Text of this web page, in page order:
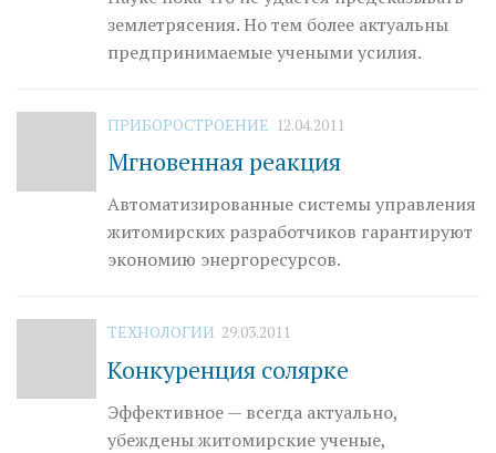
землетрясения. Но тем более актуальны
предпринимаемые учеными усилия.
ПРИБОРОСТРОЕНИЕ 12.04.2011
Мгновенная реакция
Автоматизированные системы управления
житомирских разработчиков гарантируют
экономию энергоресурсов.
ТЕХНОЛОГИИ 29.03.2011
Конкуренция солярке
Эффективное — всегда актуально,
убеждены житомирские ученые,